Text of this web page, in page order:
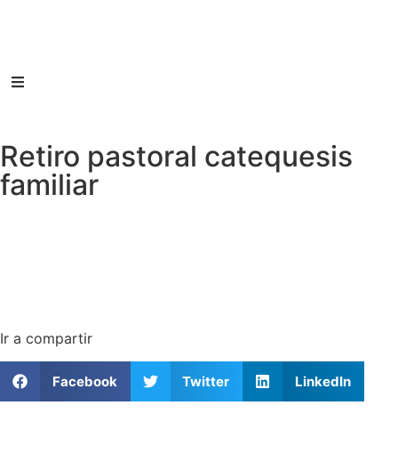
Retiro pastoral catequesis
familiar
Ir a compartir
Facebook Twitter LinkedIn